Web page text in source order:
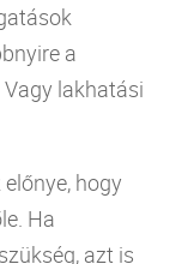
a
lakhatási
hogy
Ha
azt is